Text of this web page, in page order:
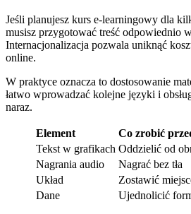
Jeśli planujesz kurs e-learningowy dla
musisz przygotować treść odpowiednio
Internacjonalizacja pozwala uniknąć
online.
W praktyce oznacza to dostosowanie
łatwo wprowadzać kolejne języki i
naraz.
Element
Co zrobić
Tekst w grafikach Oddzielić od
Nagrania audio
Nagrać bez tła
Układ
Zostawić
Dane
Ujednolicić